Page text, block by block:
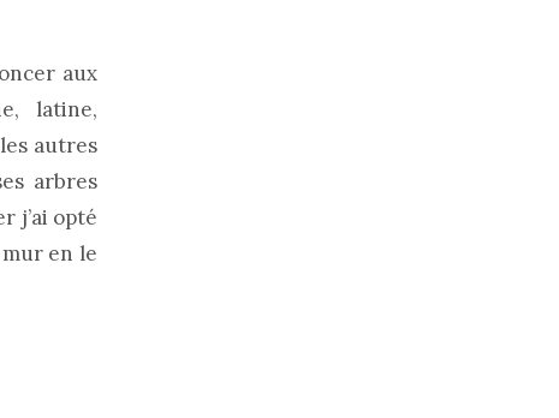
aux
latine,
autres
arbres
j’ai opté
en le